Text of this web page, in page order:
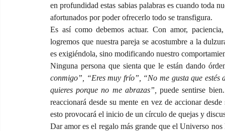
en profundidad estas sabias palabras es cuando toda
afortunados por poder ofrecerlo todo se transfigura.
Es así como debemos actuar. Con amor,
logremos que nuestra pareja se acostumbre a la
es exigiéndola, sino modificando nuestro
Ninguna persona que sienta que le están dando
conmigo”, “Eres muy frío”, “No me gusta que
quieres porque no me abrazas”, puede sentirse
reaccionará desde su mente en vez de accionar
esto provocará el inicio de un círculo de quejas y
Dar amor es el regalo más grande que el Universo